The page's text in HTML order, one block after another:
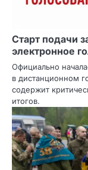
Старт подачи
электронное
Официально
в дистанционном
содержит
итогов.